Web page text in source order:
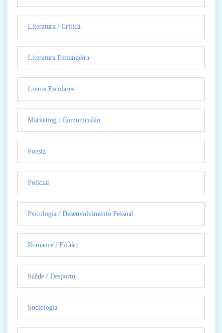
Literatura / Critica
Literatura Estrangeira
Livros Escolares
Marketing / Comunicaãão
Poesia
Policial
Psicologia / Desenvolvimento Pessoal
Romance / Ficãão
Saãde / Desporto
Sociologia